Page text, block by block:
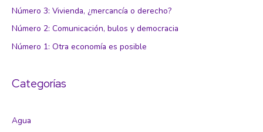
Número 3: Vivienda, ¿mercancía o derecho?
Número 2: Comunicación, bulos y democracia
Número 1: Otra economía es posible
Categorías
Agua